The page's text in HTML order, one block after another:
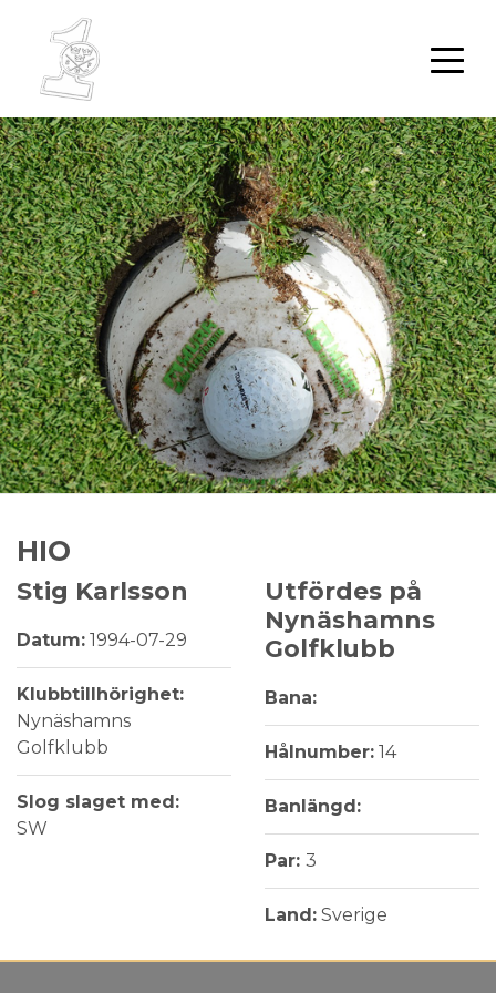
HIO
Stig Karlsson
Datum: 1994-07-29
Klubbtillhörighet:
Nynäshamns
Golfklubb
Slog slaget med:
SW
Utfördes på
Nynäshamns
Golfklubb
Bana:
Hålnumber: 14
Banlängd:
Par: 3
Land: Sverige